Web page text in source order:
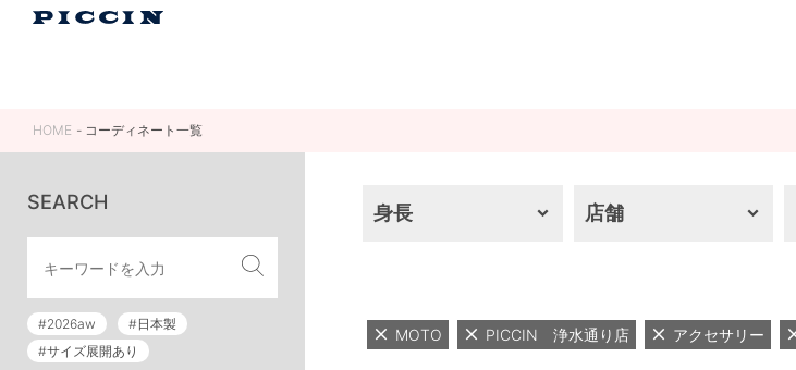
HOME コーディネート一覧
SEARCH
#2026aw
#日本製
#サイズ展開あり
身長 店舗
MOTO PICCIN 浄水通り店 アクセサリー